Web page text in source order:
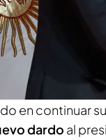
Díaz Ayuso ha
de un
Milei . Según
y el
casi tanta
en continuar
dardo al